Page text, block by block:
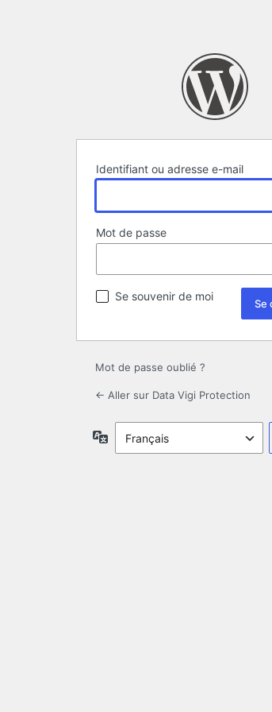
Identifiant ou adresse e-mail
Mot de passe
Se souvenir de moi
Mot de passe oublié ?
← Aller sur Data Vigi Protection
Langue